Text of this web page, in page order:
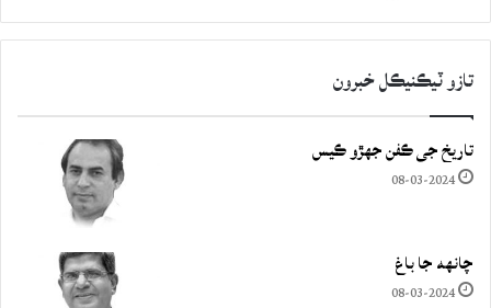
تازو ٽيڪنيڪل خبرون
تاريخ جي ڪفن جھڙو ڪيس
08-03-2024
چانهه جا باغ
08-03-2024